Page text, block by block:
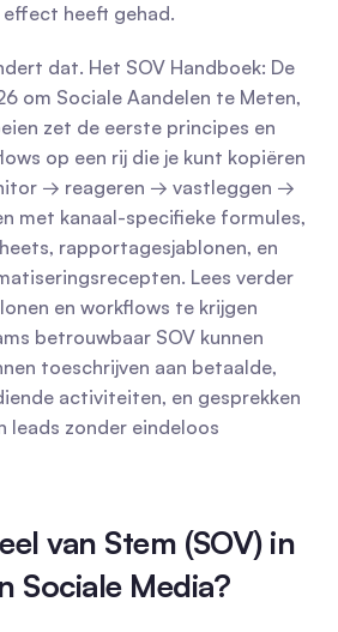
heeft gehad.
dat. Het SOV Handboek: De
om Sociale Aandelen te Meten,
zet de eerste principes en
op een rij die je kunt kopiëren
→ reageren → vastleggen →
met kanaal-specifieke formules,
rapportagesjablonen, en
Lees verder
en workflows te krijgen
betrouwbaar SOV kunnen
toeschrijven aan betaalde,
activiteiten, en gesprekken
leads zonder eindeloos
van Stem (SOV) in
Sociale Media?